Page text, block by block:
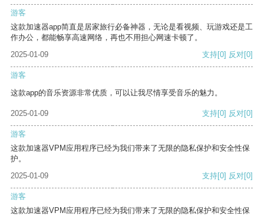
游客
这款加速器app简直是居家旅行必备神器，无论是看视频、玩游戏还是工
作办公，都能畅享高速网络，再也不用担心网速卡顿了。
2025-01-09
支持[0] 反对[0]
游客
这款app的音乐资源非常优质，可以让我尽情享受音乐的魅力。
2025-01-09 支持[0] 反对[0]
游客
这款加速器VPM应用程序已经为我们带来了无限的隐私保护和安全性保
护。
2025-01-09
支持[0] 反对[0]
游客
这款加速器VPM应用程序已经为我们带来了无限的隐私保护和安全性保